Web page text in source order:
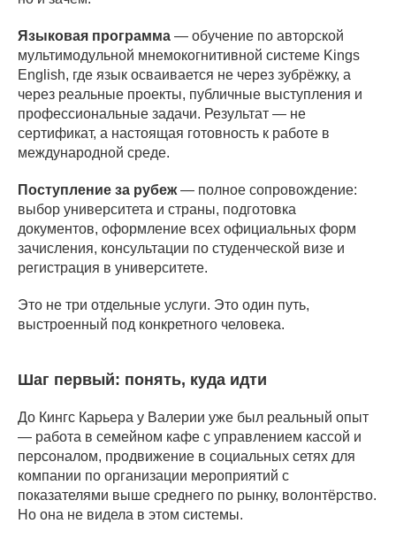
Языковая программа — обучение по авторской
мультимодульной мнемокогнитивной системе Kings
English, где язык осваивается не через зубрёжку, а
через реальные проекты, публичные выступления и
профессиональные задачи. Результат — не
сертификат, а настоящая готовность к работе в
международной среде.
Поступление за рубеж— полное сопровождение:
выбор университета и страны, подготовка
документов, оформление всех официальных форм
зачисления, консультации по студенческой визе и
регистрация в университете.
Это не три отдельные услуги. Это один путь,
выстроенный под конкретного человека.
Шаг первый: понять, куда идти
До Кингс Карьера у Валерии уже был реальный опыт
— работа в семейном кафе с управлением кассой и
персоналом, продвижение в социальных сетях для
компании по организации мероприятий с
показателями выше среднего по рынку, волонтёрство.
Но она не видела в этом системы.